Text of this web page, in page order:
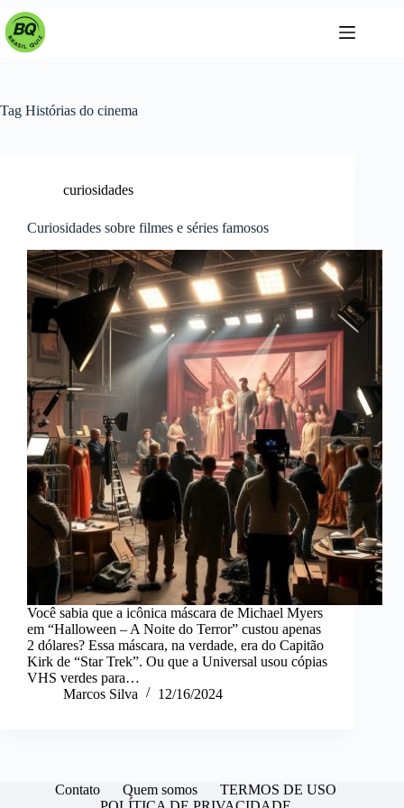
Pular
para
Tag Histórias do cinema
curiosidades
Curiosidades sobre filmes e séries famosos
Você sabia que a icônica máscara de Michael Myers
em “Halloween – A Noite do Terror” custou apenas
2 dólares? Essa máscara, na verdade, era do Capitão
Kirk de “Star Trek”. Ou que a Universal usou cópias
VHS verdes para…
Marcos Silva
12/16/2024
Contato Quem somos
TERMOS DE USO